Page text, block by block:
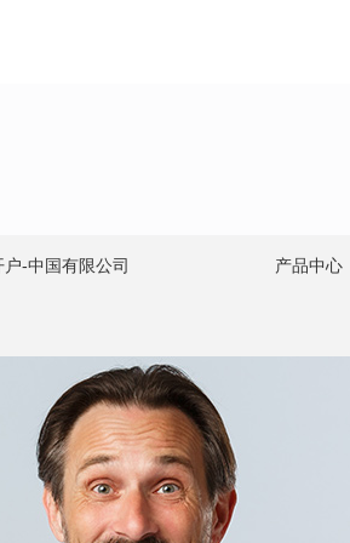
-中国有限公司 产品中心